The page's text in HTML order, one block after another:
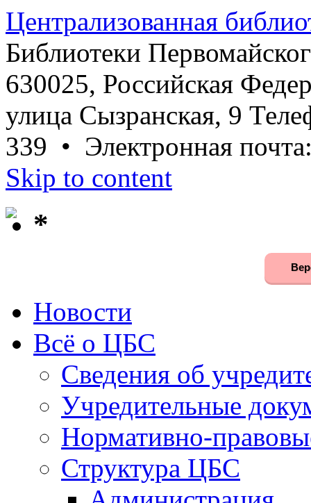
Централизованная
Библиотеки
630025, Российская
улица Сызранская, 9
339 • Электронная
Skip to content
*
Новости
Всё о ЦБС
Сведения об
Учредительные
Нормативно-
Структура ЦБС